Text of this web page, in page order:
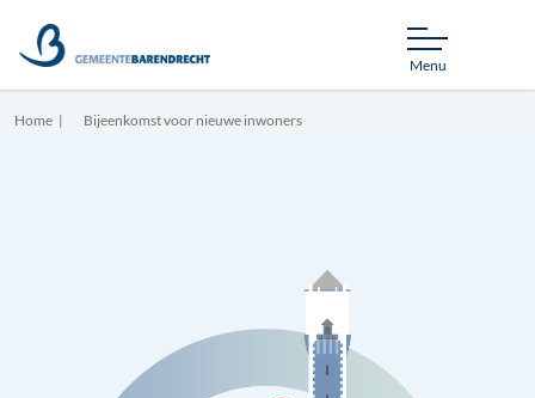
Menu
Home Bijeenkomst voor nieuwe inwoners